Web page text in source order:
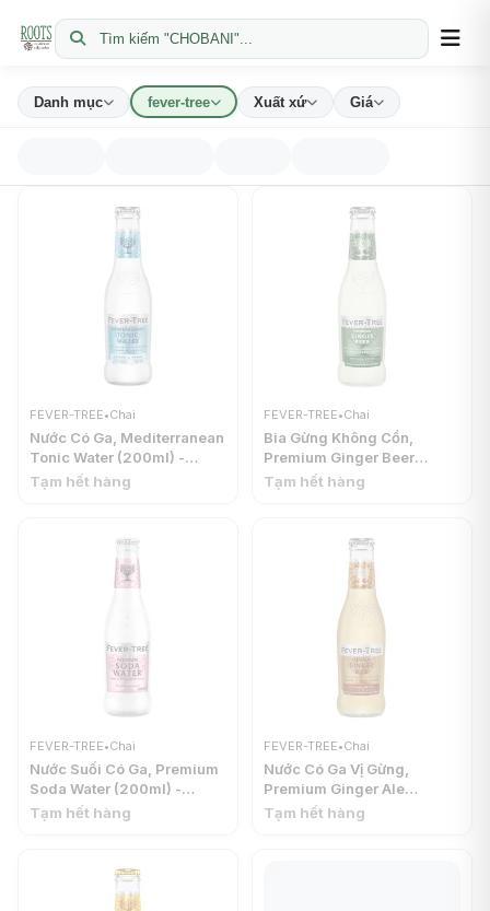
Tìm kiếm "CHOBANI"...
Danh mục fever-tree Xuất xứ Giá
FEVER-TREE•Chai
Nước Có Ga, Mediterranean
Tonic Water (200ml) -
FEVER-TREE
Tạm hết hàng
FEVER-TREE•Chai
Bia Gừng Không Cồn,
Premium Ginger Beer
(200ml) - FEVER-TREE
Tạm hết hàng
FEVER-TREE•Chai
Nước Suối Có Ga, Premium
Soda Water (200ml) -
FEVER-TREE
Tạm hết hàng
FEVER-TREE•Chai
Nước Có Ga Vị Gừng,
Premium Ginger Ale
(200ml) - FEVER-TREE
Tạm hết hàng